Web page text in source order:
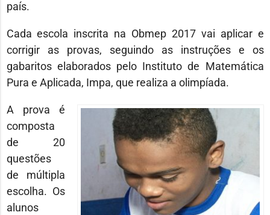
país.
Cada escola inscrita na Obmep 2017 vai aplicar e
corrigir as provas, seguindo as instruções e os
gabaritos elaborados pelo Instituto de Matemática
Pura e Aplicada, Impa, que realiza a olimpíada.
A prova é
composta
de 20
questões
de múltipla
escolha. Os
alunos